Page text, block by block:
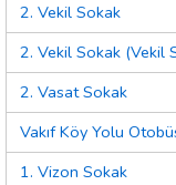
2. Vekil Sokak
2. Vekil Sokak (Vekil
2. Vasat Sokak
Vakıf Köy Yolu
1. Vizon Sokak